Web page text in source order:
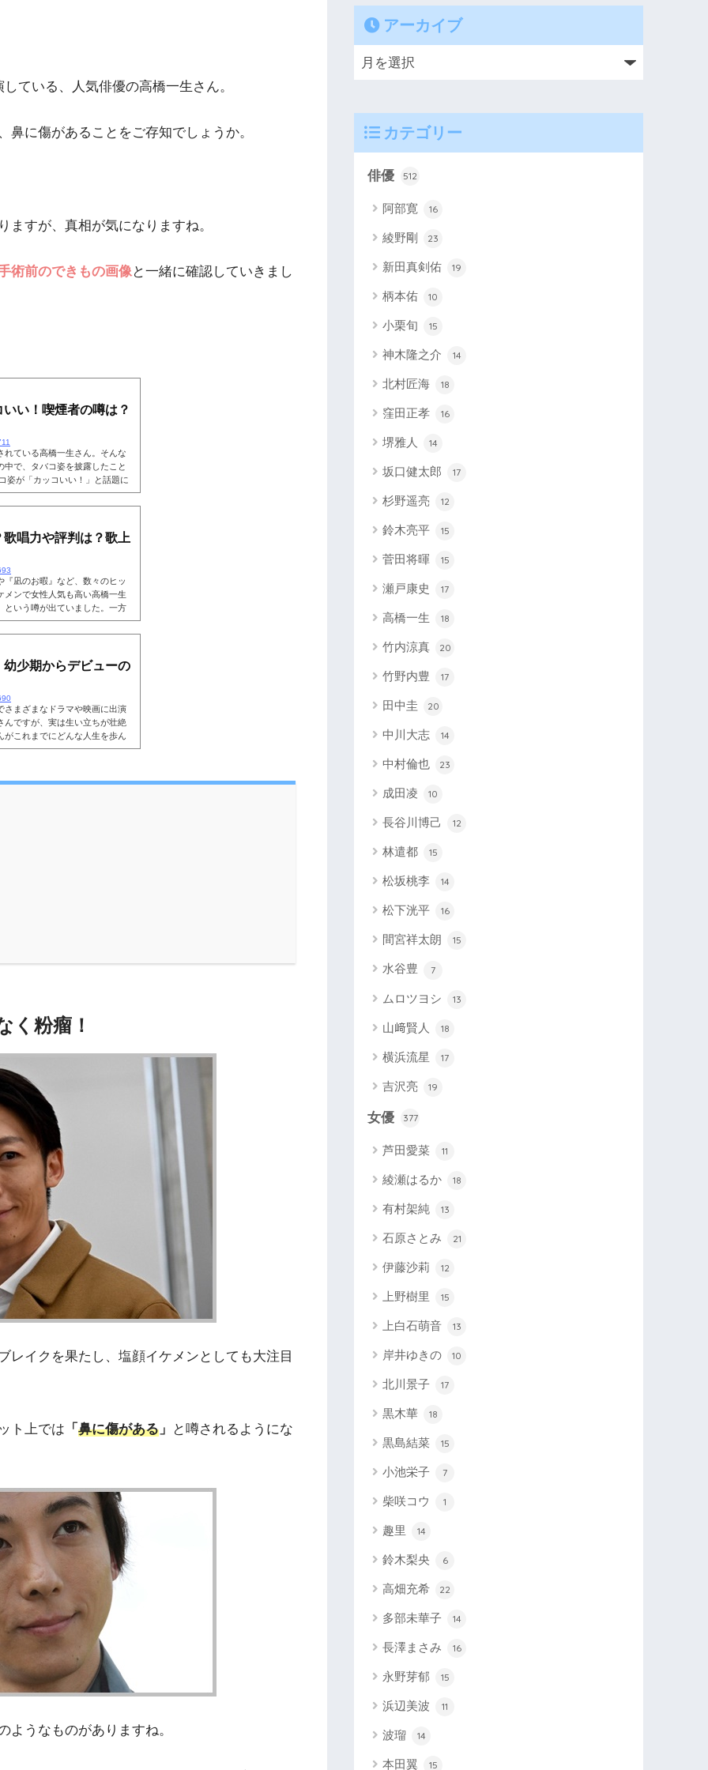
ている、人気俳優の高橋一生さん。
に傷があることをご存知でしょうか。
ますが、真相が気になりますね。
術前のできもの画像と一緒に確認していきまし
い！喫煙者の噂は？
れている高橋一生さん。そんな
で、タバコ姿を披露したこと
姿が「カッコいい！」と話題に
喫煙してるとの噂もあります
しょうか。そこで、高橋さんの
タバコ姿がカッコいい！ネット
唱力や評判は？歌上
凪のお暇』など、数々のヒッ
メンで女性人気も高い高橋一生
という噂が出ていました。一方
も多く見られており、真相が気
こで、高橋一生さんの歌唱力や
「歌が下手？」という声が見ら
少期からデビューの
さまざまなドラマや映画に出演
んですが、実は生い立ちが壮絶
がこれまでにどんな人生を歩ん
でしょうか。そこで、高橋一生
く粉瘤！
レイクを果たし、塩顔イケメンとしても大注目
ト上では 「 鼻に傷がある 」 と噂されるようにな
ようなものがありますね。
アーカイブ
カテゴリー
俳優 512
阿部寛 16
綾野剛 23
新田真剣佑 19
柄本佑 10
小栗旬 15
神木隆之介 14
北村匠海 18
窪田正孝 16
堺雅人 14
坂口健太郎 17
杉野遥亮 12
鈴木亮平 15
菅田将暉 15
瀬戸康史 17
高橋一生 18
竹内涼真 20
竹野内豊 17
田中圭 20
中川大志 14
中村倫也 23
成田凌 10
長谷川博己 12
林遣都 15
松坂桃李 14
松下洸平 16
間宮祥太朗 15
水谷豊 7
ムロツヨシ 13
山﨑賢人 18
横浜流星 17
吉沢亮 19
女優 377
芦田愛菜 11
綾瀬はるか 18
有村架純 13
石原さとみ 21
伊藤沙莉 12
上野樹里 15
上白石萌音 13
岸井ゆきの 10
北川景子 17
黒木華 18
黒島結菜 15
小池栄子 7
柴咲コウ 1
趣里 14
鈴木梨央 6
高畑充希 22
多部未華子 14
長澤まさみ 16
永野芽郁 15
浜辺美波 11
波瑠 14
本田翼 15